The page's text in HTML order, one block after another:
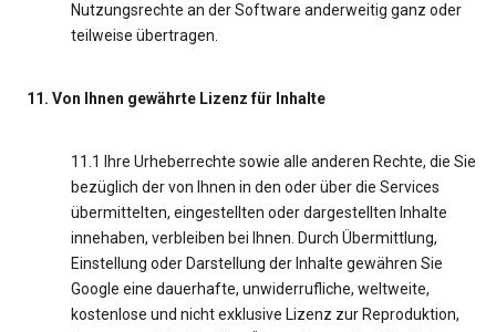
Nutzungsrechte an der Software anderweitig ganz oder
teilweise übertragen.
11. Von Ihnen gewährte Lizenz für Inhalte
11.1 Ihre Urheberrechte sowie alle anderen Rechte, die Sie
bezüglich der von Ihnen in den oder über die Services
übermittelten, eingestellten oder dargestellten Inhalte
innehaben, verbleiben bei Ihnen. Durch Übermittlung,
Einstellung oder Darstellung der Inhalte gewähren Sie
Google eine dauerhafte, unwiderrufliche, weltweite,
kostenlose und nicht exklusive Lizenz zur Reproduktion,